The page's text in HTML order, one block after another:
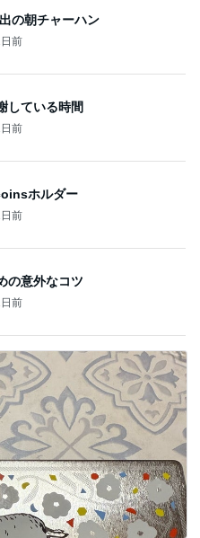
の朝チャーハン
前
している時間
前
ホルダー
前
の意外なコツ
前